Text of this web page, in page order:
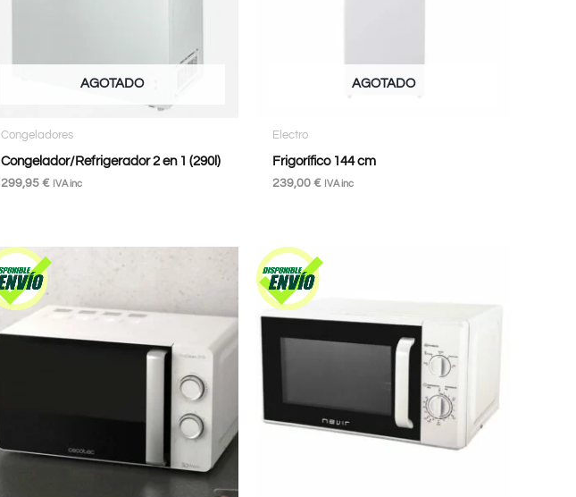
AGOTADO
Congeladores
Congelador/Refrigerador 2 en 1 (290l)
299,95 € IVA inc
AGOTADO
Electro
Frigorífico 144 cm
239,00 € IVA inc